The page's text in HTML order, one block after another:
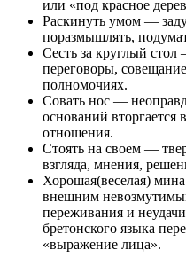
или «под красное
Раскинуть умом —
поразмышлять,
Сесть за круглый
переговоры,
полномочиях.
Совать нос —
оснований вторгается
отношения.
Стоять на своем —
взгляда, мнения,
Хорошая(веселая)
внешним
переживания и
бретонского языка
«выражение лица».